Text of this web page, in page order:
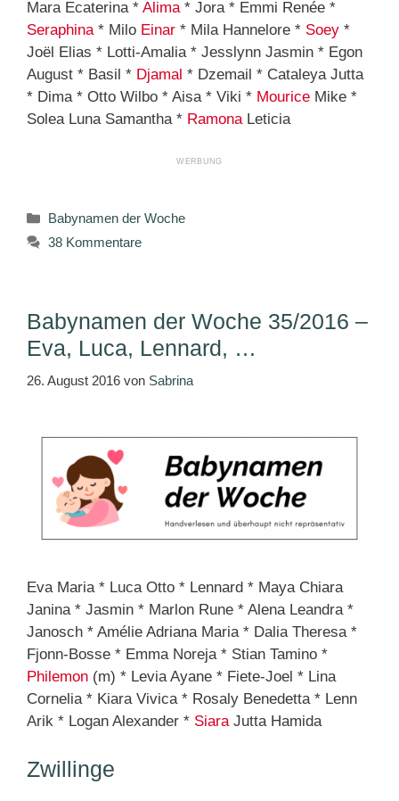
Mara Ecaterina * Alima * Jora * Emmi Renée *
Seraphina * Milo Einar * Mila Hannelore * Soey *
Joël Elias * Lotti-Amalia * Jesslynn Jasmin * Egon
August * Basil * Djamal * Dzemail * Cataleya Jutta
* Dima * Otto Wilbo * Aisa * Viki * Mourice Mike *
Solea Luna Samantha * Ramona Leticia
Kategorien
Babynamen der Woche
38 Kommentare
Babynamen der Woche 35/2016 –
Eva, Luca, Lennard, …
26. August 2016 von Sabrina
Eva Maria * Luca Otto * Lennard * Maya Chiara
Janina * Jasmin * Marlon Rune * Alena Leandra *
Janosch * Amélie Adriana Maria * Dalia Theresa *
Fjonn-Bosse * Emma Noreja * Stian Tamino *
Philemon (m) * Levia Ayane * Fiete-Joel * Lina
Cornelia * Kiara Vivica * Rosaly Benedetta * Lenn
Arik * Logan Alexander * SiaraJutta Hamida
Zwillinge